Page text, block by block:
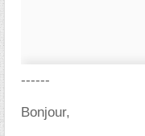
------
Bonjour,